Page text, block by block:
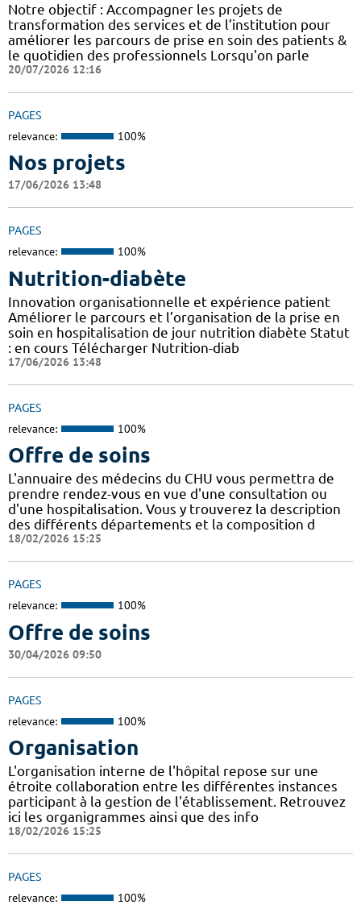
Notre objectif : Accompagner les projets de
transformation des services et de l’institution pour
améliorer les parcours de prise en soin des patients &
le quotidien des professionnels Lorsqu'on parle
20/07/2026 12:16
PAGES
relevance: 100%
Nos projets
17/06/2026 13:48
PAGES
relevance: 100%
Nutrition-diabète
Innovation organisationnelle et expérience patient
Améliorer le parcours et l’organisation de la prise en
soin en hospitalisation de jour nutrition diabète Statut
: en cours Télécharger Nutrition-diab
17/06/2026 13:48
PAGES
relevance: 100%
Offre de soins
L'annuaire des médecins du CHU vous permettra de
prendre rendez-vous en vue d'une consultation ou
d'une hospitalisation. Vous y trouverez la description
des différents départements et la composition d
18/02/2026 15:25
PAGES
relevance: 100%
Offre de soins
30/04/2026 09:50
PAGES
relevance: 100%
Organisation
L'organisation interne de l'hôpital repose sur une
étroite collaboration entre les différentes instances
participant à la gestion de l'établissement. Retrouvez
ici les organigrammes ainsi que des info
18/02/2026 15:25
PAGES
relevance: 100%